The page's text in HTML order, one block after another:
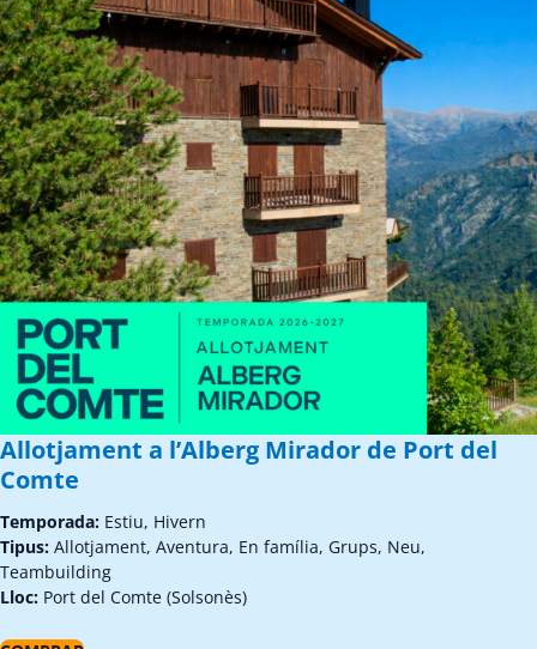
Allotjament a l’Alberg Mirador de Port del
Comte
Temporada: Estiu, Hivern
Tipus: Allotjament, Aventura, En família, Grups, Neu,
Teambuilding
Lloc: Port del Comte (Solsonès)